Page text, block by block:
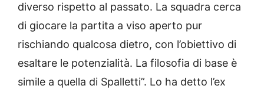
diverso rispetto al passato. La squadra cerca
di giocare la partita a viso aperto pur
rischiando qualcosa dietro, con l’obiettivo di
esaltare le potenzialità. La filosofia di base è
simile a quella di Spalletti”. Lo ha detto l’ex